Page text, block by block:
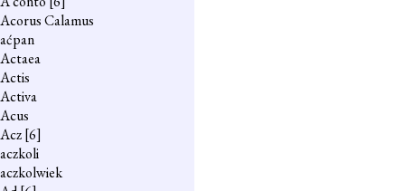
Acorus Calamus
aćpan
Actaea
Actis
Activa
Acus
Acz[6]
aczkoli
aczkolwiek